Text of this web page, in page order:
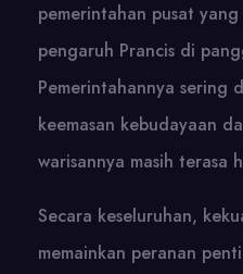
pemerintahan pusat
pengaruh Prancis di
Pemerintahannya sering
keemasan kebudayaan
warisannya masih terasa
Secara keseluruhan,
memainkan peranan